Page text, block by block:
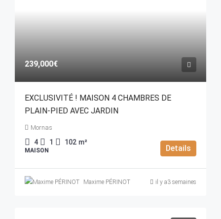
239,000€
EXCLUSIVITÉ ! MAISON 4 CHAMBRES DE
PLAIN-PIED AVEC JARDIN
Mornas
4 1 102 m²
MAISON Details
Maxime PÉRINOT il y a3 semaines